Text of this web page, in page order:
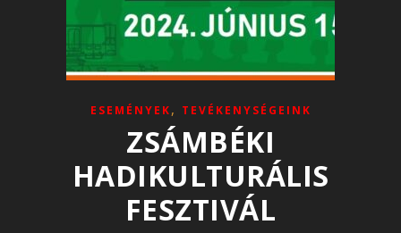
ESEMÉNYEK, TEVÉKENYSÉGEINK
ZSÁMBÉKI
HADIKULTURÁLIS
FESZTIVÁL